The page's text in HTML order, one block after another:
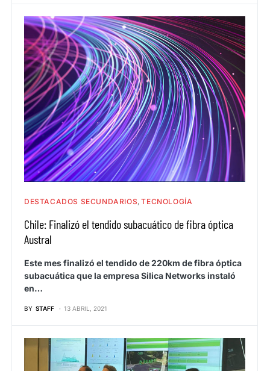
DESTACADOS SECUNDARIOS TECNOLOGÍA
Chile: Finalizó el tendido subacuático de fibra óptica
Austral
Este mes finalizó el tendido de 220km de fibra óptica
subacuática que la empresa Silica Networks instaló
en…
BY STAFF 13 ABRIL, 2021